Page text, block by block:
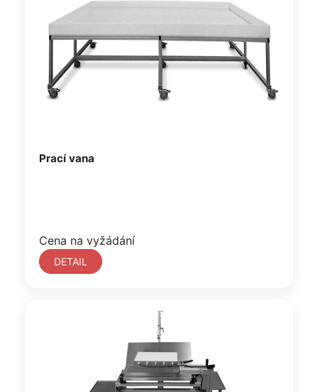
Prací vana
Cena na vyžádání
DETAIL